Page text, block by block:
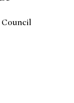
Council